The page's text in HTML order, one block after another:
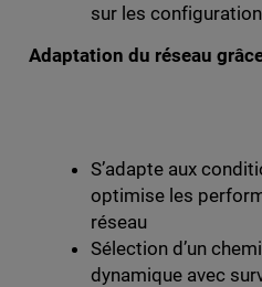
sur les
Adaptation du réseau
S’adapte aux
optimise les
réseau
Sélection d’un
dynamique avec